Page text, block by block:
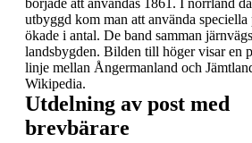
började att användas 1861. I norrland
utbyggd kom man att använda speciella
ökade i antal. De band samman
landsbygden. Bilden till höger visar en
linje mellan Ångermanland och
Wikipedia.
Utdelning av post med
brevbärare